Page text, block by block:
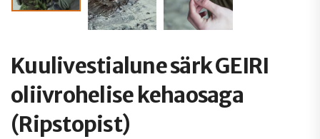
Kuulivestialune särk GEIRI
oliivrohelise kehaosaga
(Ripstopist)